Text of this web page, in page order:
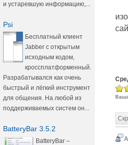
и устаревшую информацию,...
Psi
Бесплатный клиент
Jabber с открытым
исходным кодом,
кроссплатформенный.
Разрабатывался как очень
быстрый и лёгкий инструмент
для общения. На любой из
поддерживаемых систем он...
BatteryBar 3.5.2
BatteryBar –